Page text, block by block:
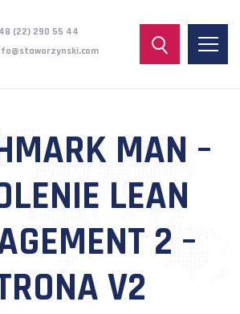
(22) 290 55 44
MAN –
LEAN
2 –
V2